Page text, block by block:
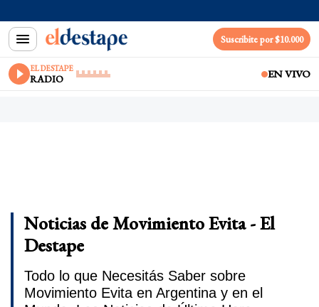
Suscribite por $10.000
EL DESTAPE
RADIO EN VIVO
Noticias de Movimiento Evita - El
Destape
Todo lo que Necesitás Saber sobre
Movimiento Evita en Argentina y en el